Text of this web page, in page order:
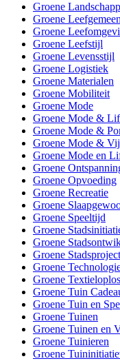
Groene
Groene
Groene
Groene Leefstijl
Groene Levensstijl
Groene Logistiek
Groene Materialen
Groene Mobiliteit
Groene Mode
Groene Mode &
Groene Mode &
Groene Mode &
Groene Mode en
Groene
Groene Opvoeding
Groene Recreatie
Groene
Groene Speeltijd
Groene
Groene
Groene
Groene
Groene
Groene Tuin
Groene Tuin en
Groene Tuinen
Groene Tuinen en
Groene Tuinieren
Groene